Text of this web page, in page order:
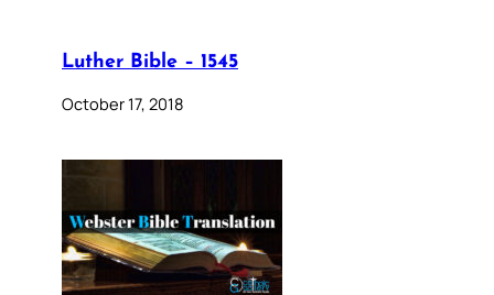
Luther Bible – 1545
October 17, 2018